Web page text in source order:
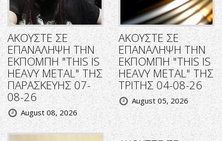
ΑΚΟΥΣΤΕ ΣΕ
ΕΠΑΝΑΛΗΨΗ ΤΗΝ
ΕΚΠΟΜΠΗ "THIS IS
HEAVY METAL" ΤΗΣ
ΠΑΡΑΣΚΕΥΗΣ 07-
08-26
August 08, 2026
ΑΚΟΥΣΤΕ ΣΕ
ΕΠΑΝΑΛΗΨΗ ΤΗΝ
ΕΚΠΟΜΠΗ "THIS IS
HEAVY METAL" ΤΗΣ
ΤΡΙΤΗΣ 04-08-26
August 05, 2026